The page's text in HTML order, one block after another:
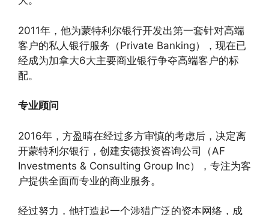
2011年，他为蒙特利尔银行开发出第一套针对高端
客户的私人银行服务（Private Banking），现在已
经成为加拿大6大主要商业银行争夺高端客户的标
配。
专业顾问
2016年，方盈晴在经过多方审慎的考虑后，决定离
开蒙特利尔银行，创建安德投资咨询公司（AF
Investments & Consulting Group Inc），专注为客
户提供全面而专业的商业服务。
经过努力，他打造起一个涉猎广泛的资本网络，成